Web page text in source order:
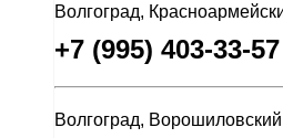
Волгоград,
+7 (995) 403-33-57
Волгоград,